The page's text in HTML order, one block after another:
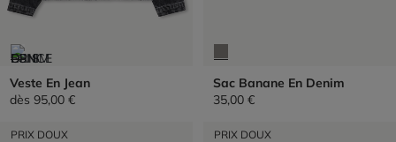
Veste En Jean
dès 95,00 €
Sac Banane En Denim
35,00 €
PRIX DOUX PRIX DOUX